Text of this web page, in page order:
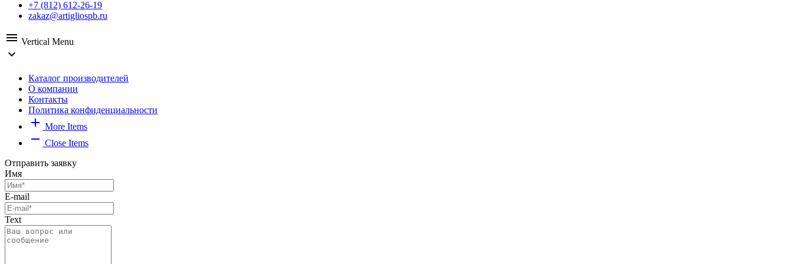
+7 (812) 612-26-19
zakaz@artigliospb.ru
menu Vertical Menu
expand_more
Каталог производителей
О компании
Контакты
Политика конфиденциальности
add More Items
remove Close Items
Отправить заявку
Имя
E-mail
Text